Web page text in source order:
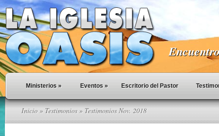
Ministerios » Eventos » Escritorio del Pastor
Inicio » Testimonios» Testimonios Nov. 2018